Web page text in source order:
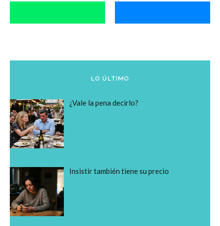
LO ÚLTIMO
¿Vale la pena decirlo?
Insistir también tiene su precio